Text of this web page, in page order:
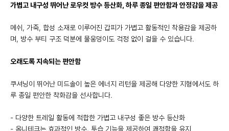
가볍고 내구성 뛰어난 로우컷 방수 등산화, 하루 종일 편안함과 안정감을 제공
메쉬, 가죽, 합성 소재로 이루어진 갑피가 가볍고 활동적인 착용감을 제공하
며, 방수 부티 구조 덕분에 물웅덩이도 걱정 없이 걸을 수 있습니다.
오래도록 지속되는 편안함
쿠셔닝이 뛰어난 미드솔이 높은 에너지 리턴을 제공해 다양한 지형에서도 하
루 종일 편안한 착화감을 선사합니다.
- 다양한 트레일 활동에 적합한 가볍고 내구성 좋은 방수 등산화
- 옴니테크는 효과적인 방수, 투습 기능을 제공하여 쾌적함을 유지